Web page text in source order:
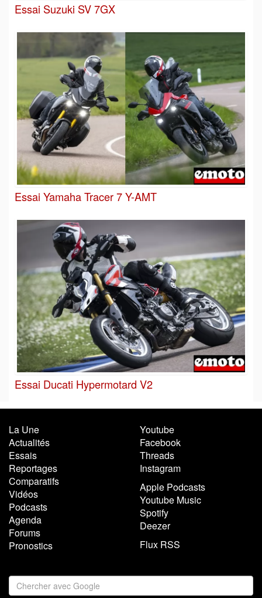
Essai Suzuki SV 7GX
Essai Yamaha Tracer 7 Y-AMT
Essai Ducati Hypermotard V2
La Une
Actualités
Essais
Reportages
Comparatifs
Vidéos
Podcasts
Agenda
Forums
Pronostics
Youtube
Facebook
Threads
Instagram
Apple Podcasts
Youtube Music
Spotify
Deezer
Flux RSS